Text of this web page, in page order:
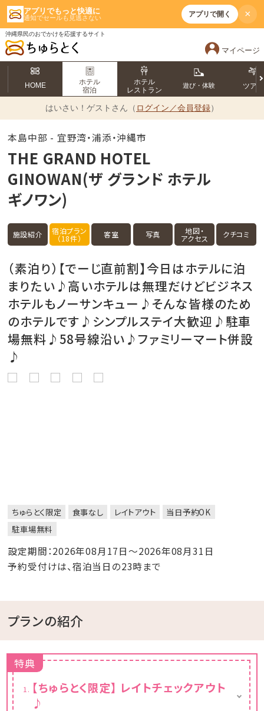
アプリでもっと快適に
通知でセールも見逃さない アプリで開く ×
沖縄県民のおでかけを応援するサイト
マイページ
HOME
ホテル
宿泊
ホテル
レストラン
遊び・体験 ツアー
はいさい！ ゲストさん（ ログイン／会員登録）
本島中部 - 宜野湾・浦添・沖縄市
THE GRAND HOTEL
GINOWAN(ザ グランド ホテル
ギノワン)
施設紹介 宿泊プラン
（18件） 客室 写真 地図・
アクセス クチコミ
（素泊り）【でーじ直前割】今日はホテルに泊
まりたい♪高いホテルは無理だけどビジネス
ホテルもノーサンキュー♪そんな皆様のため
のホテルです♪シンプルステイ大歓迎♪駐車
場無料♪58号線沿い♪ファミリーマート併設
♪
ちゅらとく限定 食事なし レイトアウト
当日予約OK
駐車場無料
設定期間：2026年08月17日～2026年08月31日
予約受付けは、宿泊当日の23時まで
プランの紹介
特典
【ちゅらとく限定】 レイトチェックアウト
♪